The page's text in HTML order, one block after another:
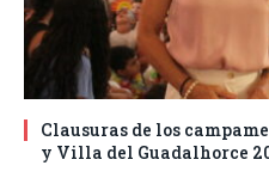
Clausuras de los
y Villa del Guadalhorce